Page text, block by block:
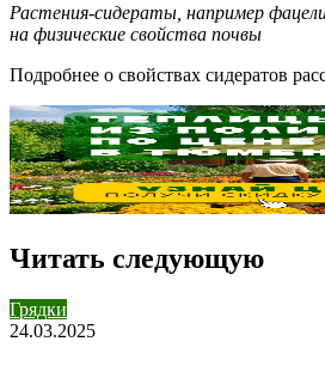
Растения-сидераты, например
на физические свойства почвы
Подробнее о свойствах сидератов
Читать следующую
Грядки
24.03.2025